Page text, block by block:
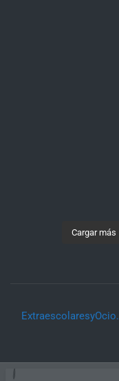
Cargar más
ExtraescolaresyOcio.